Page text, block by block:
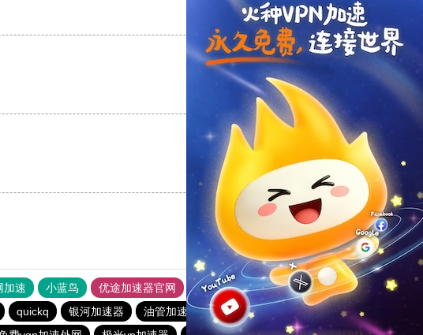
支持[0] 反对
支持
支持 反对 [0]
加速 小蓝鸟 优途加速器官网 风驰加速器 旋风加速器
八戒看书
quickq 银河加速器 油管加速器 2023免费加速神器
快连pvn加速器